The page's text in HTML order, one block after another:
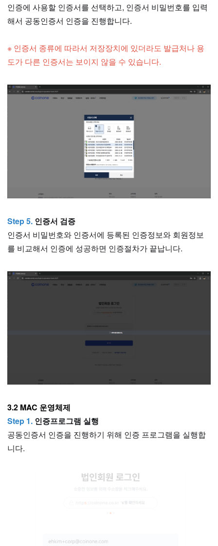
인증에 사용할 인증서를 선택하고, 인증서 비밀번호를 입력
해서 공동인증서 인증을 진행합니다.
※ 인증서 종류에 따라서 저장장치에 있더라도 발급처나 용
도가 다른 인증서는 보이지 않을 수 있습니다.
Step 5. 인증서 검증
인증서 비밀번호와 인증서에 등록된 인증정보와 회원정보
를 비교해서 인증에 성공하면 인증절차가 끝납니다.
3.2 MAC 운영체제
Step 1. 인증프로그램 실행
공동인증서 인증을 진행하기 위해 인증 프로그램을 실행합
니다.